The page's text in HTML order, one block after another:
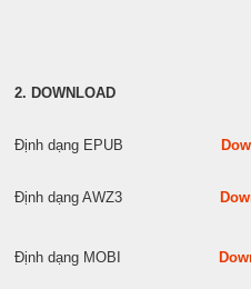
2. DOWNLOAD
Định dạng EPUB
Định dạng AWZ3
Định dạng MOBI